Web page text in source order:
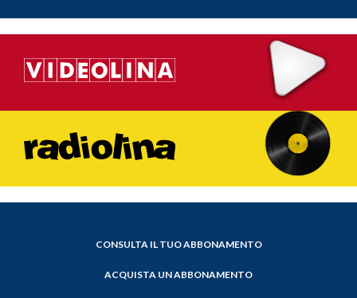
CONSULTA IL TUO ABBONAMENTO
ACQUISTA UN ABBONAMENTO